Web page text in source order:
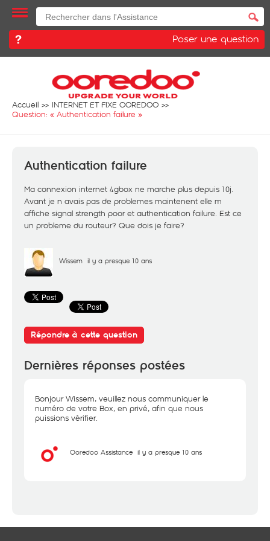
Poser une question
Accueil
INTERNET ET FIXE OOREDOO
Question: « Authentication failure »
Authentication failure
Ma connexion internet 4gbox ne marche plus depuis 10j.
Avant je n avais pas de problemes maintenent elle m
affiche signal strength poor et authentication failure. Est ce
un probleme du routeur? Que dois je faire?
Wissem il y a presque 10 ans
Répondre à cette question
Dernières réponses postées
Bonjour Wissem, veuillez nous communiquer le
numéro de votre Box, en privé, afin que nous
puissions vérifier.
Ooredoo Assistance il y a presque 10 ans